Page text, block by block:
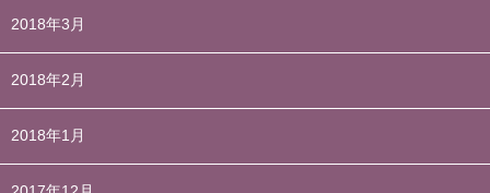
2018年3月
2018年2月
2018年1月